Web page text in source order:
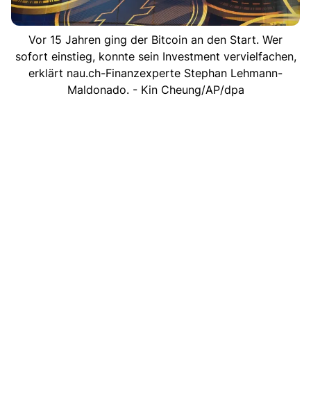
Vor 15 Jahren ging der Bitcoin an den Start. Wer
sofort einstieg, konnte sein Investment vervielfachen,
erklärt nau.ch-Finanzexperte Stephan Lehmann-
Maldonado. - Kin Cheung/AP/dpa